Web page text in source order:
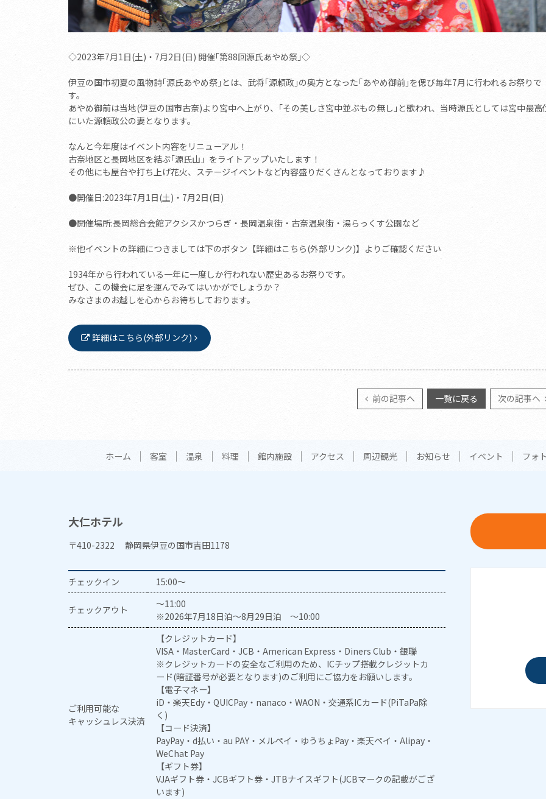
◇2023年7月1日(土)・7月2日(日) 開催｢第88回源氏あやめ祭｣◇
伊豆の国市初夏の風物詩｢源氏あやめ祭｣とは、武将｢源頼政｣の奥方となった｢あやめ御前｣を偲び毎年7月に行われるお祭りで
す。
あやめ御前は当地(伊豆の国市古奈)より宮中へ上がり、｢その美しさ宮中並ぶもの無し｣と歌われ、当時源氏としては宮中最高
にいた源頼政公の妻となります。
なんと今年度はイベント内容をリニューアル！
古奈地区と長岡地区を結ぶ｢源氏山」をライトアップいたします！
その他にも屋台や打ち上げ花火、ステージイベントなど内容盛りだくさんとなっております♪
●開催日:2023年7月1日(土)・7月2日(日)
●開催場所:長岡総合会館アクシスかつらぎ・長岡温泉街・古奈温泉街・湯らっくす公園など
※他イベントの詳細につきましては下のボタン【詳細はこちら(外部リンク)】よりご確認ください
1934年から行われている一年に一度しか行われない歴史あるお祭りです。
ぜひ、この機会に足を運んでみてはいかがでしょうか？
みなさまのお越しを心からお待ちしております。
詳細はこちら(外部リンク)
前の記事へ 一覧に戻る 次の記事へ
ホーム 客室 温泉 料理 館内施設 アクセス 周辺観光 お知らせ イベント フォ
大仁ホテル
〒410-2322 静岡県伊豆の国市吉田1178
チェックイン 15:00～
チェックアウト
～11:00
※2026年7月18日泊～8月29日泊 ～10:00
ご利用可能な
キャッシュレス決済
【クレジットカード】
VISA・MasterCard・JCB・American Express・Diners Club・銀聯
※クレジットカードの安全なご利用のため、ICチップ搭載クレジットカ
ード(暗証番号が必要となります)のご利用にご協力をお願いします。
【電子マネー】
iD・楽天Edy・QUICPay・nanaco・WAON・交通系ICカード(PiTaPa除
く)
【コード決済】
PayPay・d払い・au PAY・メルペイ・ゆうちょPay・楽天ペイ・Alipay・
WeChat Pay
【ギフト券】
VJAギフト券・JCBギフト券・JTBナイスギフト(JCBマークの記載がござ
います)